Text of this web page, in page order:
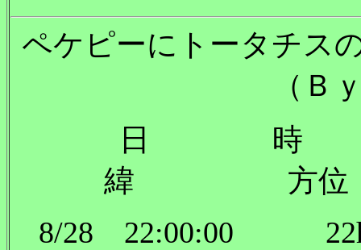
ペケピーにトータチス
（Ｂ
日 時
緯 方位
8/28 22:00:00